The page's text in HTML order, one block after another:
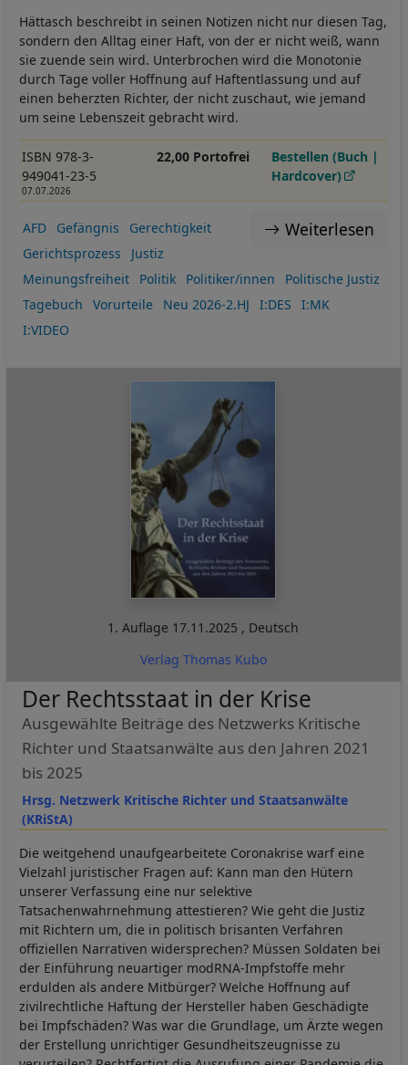
Hättasch beschreibt in seinen Notizen nicht nur diesen Tag,
sondern den Alltag einer Haft, von der er nicht weiß, wann
sie zuende sein wird. Unterbrochen wird die Monotonie
durch Tage voller Hoffnung auf Haftentlassung und auf
einen beherzten Richter, der nicht zuschaut, wie jemand
um seine Lebenszeit gebracht wird.
ISBN 978-3-
949041-23-5
07.07.2026
22,00 Portofrei
Bestellen (Buch |
Hardcover)
Weiterlesen
AFD Gefängnis
Gerechtigkeit
Gerichtsprozess
Justiz
Meinungsfreiheit
Politik Politiker/innen
Politische Justiz
Tagebuch
Vorurteile Neu 2026-2.HJ I:DES
I:MK
I:VIDEO
1. Auflage 17.11.2025 , Deutsch
Verlag Thomas Kubo
Hrsg. Netzwerk Kritische Richter und Staatsanwälte
(KRiStA)
Der Rechtsstaat in der Krise
Ausgewählte Beiträge des Netzwerks Kritische
Richter und Staatsanwälte aus den Jahren 2021
bis 2025
Die weitgehend unaufgearbeitete Coronakrise warf eine
Vielzahl juristischer Fragen auf: Kann man den Hütern
unserer Verfassung eine nur selektive
Tatsachenwahrnehmung attestieren? Wie geht die Justiz
mit Richtern um, die in politisch brisanten Verfahren
offiziellen Narrativen widersprechen? Müssen Soldaten bei
der Einführung neuartiger modRNA-Impfstoffe mehr
erdulden als andere Mitbürger? Welche Hoffnung auf
zivilrechtliche Haftung der Hersteller haben Geschädigte
bei Impfschäden? Was war die Grundlage, um Ärzte wegen
der Erstellung unrichtiger Gesundheitszeugnisse zu